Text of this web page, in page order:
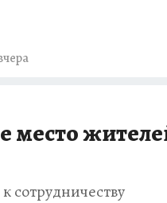
место
сотрудничеству